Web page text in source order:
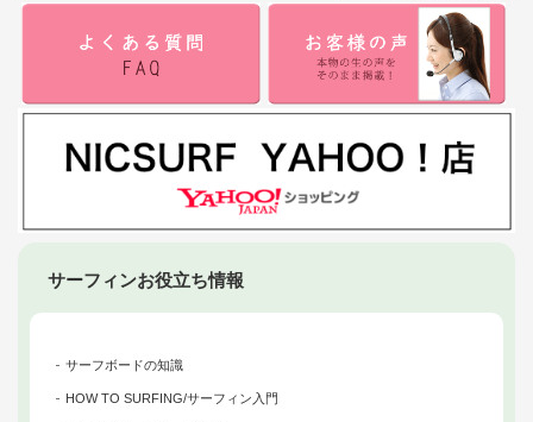
サーフィンお役立ち情報
サーフボードの知識
HOW TO SURFING/サーフィン入門